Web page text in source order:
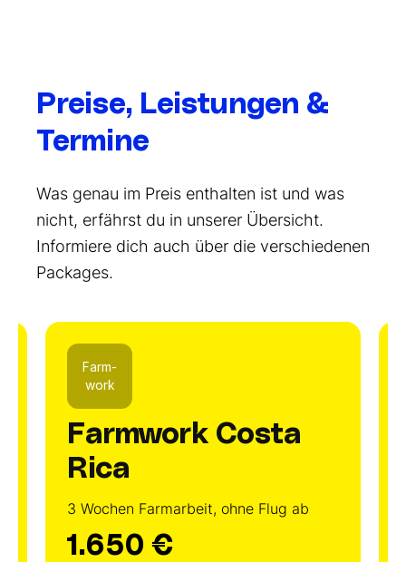
Preise, Leistungen &
Termine
Was genau im Preis enthalten ist und was
nicht, erfährst du in unserer Übersicht.
Informiere dich auch über die verschiedenen
Packages.
Farm-
work
Farmwork Costa
Rica
3 Wochen Farmarbeit, ohne Flug ab
1.650 €